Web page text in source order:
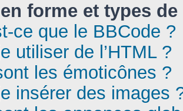
forme et types
ce que le BBCode ?
utiliser de l’HTML ?
les émoticônes ?
insérer des images